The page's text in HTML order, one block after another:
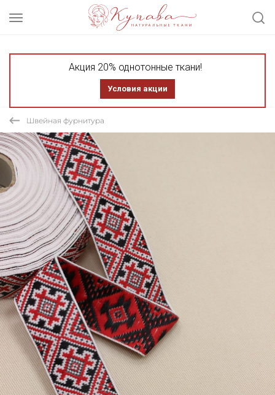
Акция 20% однотонные ткани!
Условия акции
Швейная фурнитура